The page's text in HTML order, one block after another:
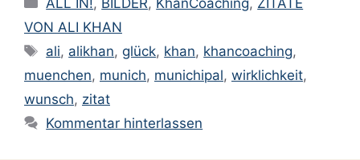
ALL IN!, BILDER, KhanCoaching, ZITATE
VON ALI KHAN
Schlagwörter
ali, alikhan,glück, khan, khancoaching,
muenchen, munich, munichipal, wirklichkeit,
wunsch, zitat
Kommentar hinterlassen